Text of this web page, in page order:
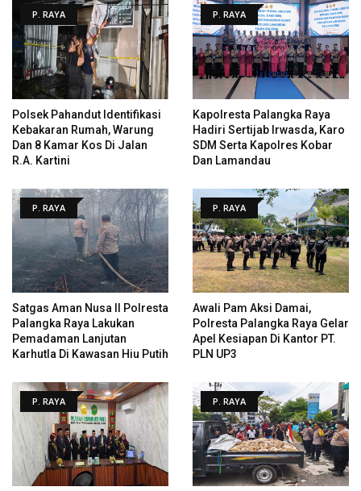
P. RAYA
Polsek Pahandut Identifikasi
Kebakaran Rumah, Warung
Dan 8 Kamar Kos Di Jalan
R.A. Kartini
P. RAYA
Kapolresta Palangka Raya
Hadiri Sertijab Irwasda, Karo
SDM Serta Kapolres Kobar
Dan Lamandau
P. RAYA
Satgas Aman Nusa II Polresta
Palangka Raya Lakukan
Pemadaman Lanjutan
Karhutla Di Kawasan Hiu Putih
P. RAYA
Awali Pam Aksi Damai,
Polresta Palangka Raya Gelar
Apel Kesiapan Di Kantor PT.
PLN UP3
P. RAYA P. RAYA